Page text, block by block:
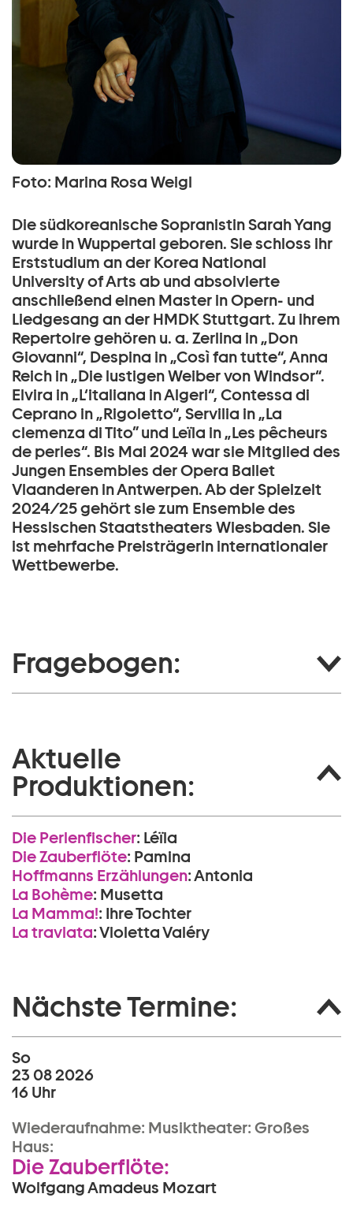
Foto: Marina Rosa Weigl
Die südkoreanische Sopranistin Sarah Yang
wurde in Wuppertal geboren. Sie schloss ihr
Erststudium an der Korea National
University of Arts ab und absolvierte
anschließend einen Master in Opern- und
Liedgesang an der HMDK Stuttgart. Zu ihrem
Repertoire gehören u. a. Zerlina in „Don
Giovanni“, Despina in „Così fan tutte“, Anna
Reich in „Die lustigen Weiber von Windsor“.
Elvira in „L‘italiana in Algeri“, Contessa di
Ceprano in „Rigoletto“, Servilia in „La
clemenza di Tito” und Leïla in „Les pêcheurs
de perles“. Bis Mai 2024 war sie Mitglied des
Jungen Ensembles der Opera Ballet
Vlaanderen in Antwerpen. Ab der Spielzeit
2024/25 gehört sie zum Ensemble des
Hessischen Staatstheaters Wiesbaden. Sie
ist mehrfache Preisträgerin internationaler
Wettbewerbe.
Fragebogen:
Aktuelle
Produktionen:
Die Perlen­fischer: Léïla
Die Zauberflöte: Pamina
Hoffmanns Erzählungen:Antonia
La Bohème: Musetta
La Mamma!: Ihre Tochter
La traviata:Violetta Valéry
Nächste Termine:
So
23 08 2026
16 Uhr
Wiederaufnahme: Musiktheater: Großes
Haus:
Die Zauberflöte:
Wolfgang Amadeus Mozart